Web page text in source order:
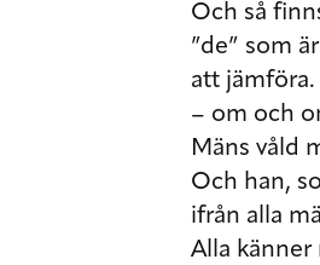
Och så
”de” som
att
– om och
Mäns våld
Och han,
ifrån alla
Alla